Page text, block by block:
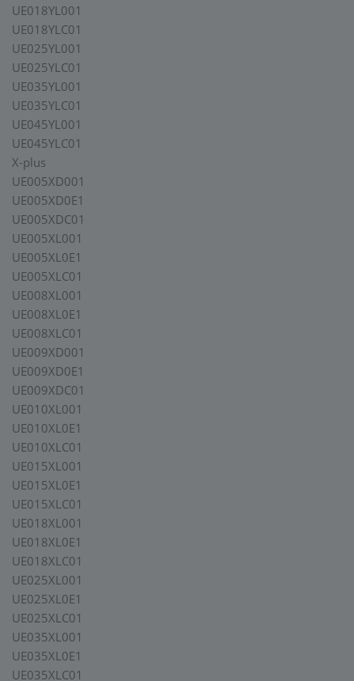
UE018YL001
UE018YLC01
UE025YL001
UE025YLC01
UE035YL001
UE035YLC01
UE045YL001
UE045YLC01
X-plus
UE005XD001
UE005XD0E1
UE005XDC01
UE005XL001
UE005XL0E1
UE005XLC01
UE008XL001
UE008XL0E1
UE008XLC01
UE009XD001
UE009XD0E1
UE009XDC01
UE010XL001
UE010XL0E1
UE010XLC01
UE015XL001
UE015XL0E1
UE015XLC01
UE018XL001
UE018XL0E1
UE018XLC01
UE025XL001
UE025XL0E1
UE025XLC01
UE035XL001
UE035XL0E1
UE035XLC01